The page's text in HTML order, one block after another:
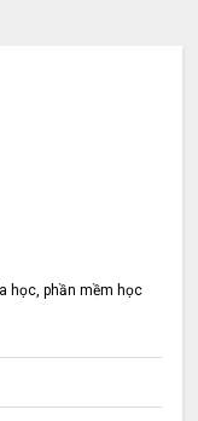
học, phần mềm học